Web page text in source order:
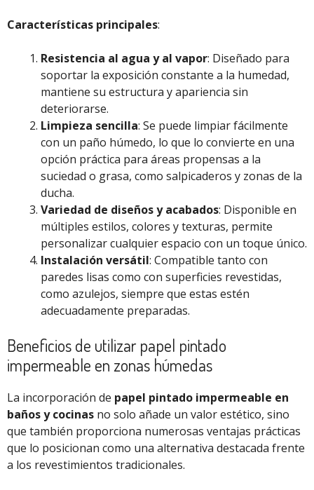
Características principales:
Resistencia al agua y al vapor: Diseñado para
soportar la exposición constante a la humedad,
mantiene su estructura y apariencia sin
deteriorarse.
Limpieza sencilla: Se puede limpiar fácilmente
con un paño húmedo, lo que lo convierte en una
opción práctica para áreas propensas a la
suciedad o grasa, como salpicaderos y zonas de la
ducha.
Variedad de diseños y acabados: Disponible en
múltiples estilos, colores y texturas, permite
personalizar cualquier espacio con un toque único.
Instalación versátil: Compatible tanto con
paredes lisas como con superficies revestidas,
como azulejos, siempre que estas estén
adecuadamente preparadas.
Beneficios de utilizar papel pintado
impermeable en zonas húmedas
La incorporación de papel pintado impermeable en
baños y cocinas no solo añade un valor estético, sino
que también proporciona numerosas ventajas prácticas
que lo posicionan como una alternativa destacada frente
a los revestimientos tradicionales.